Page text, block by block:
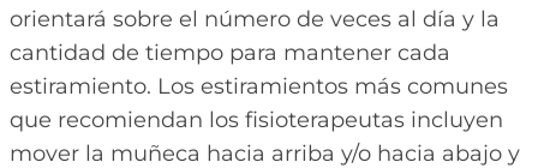
orientará sobre el número de veces al día y la
cantidad de tiempo para mantener cada
estiramiento. Los estiramientos más comunes
que recomiendan los fisioterapeutas incluyen
mover la muñeca hacia arriba y/o hacia abajo y